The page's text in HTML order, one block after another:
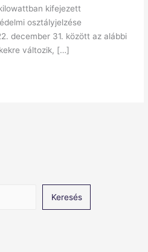
kifejezett
osztályjelzése
december 31. között az alábbi
változik, […]
Keresés